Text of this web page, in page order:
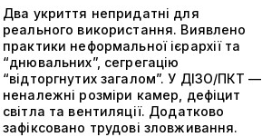
Два укриття непридатні для
реального використання. Виявлено
практики неформальної ієрархії та
“днювальних”, сегрегацію
“відторгнутих загалом”. У ДІЗО/ПКТ —
неналежні розміри камер, дефіцит
світла та вентиляції. Додатково
зафіксовано трудові зловживання.